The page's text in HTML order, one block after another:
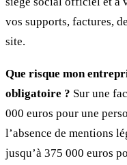
vos supports, factures,
site.
Que risque mon
obligatoire ? Sur une
000 euros pour une
l’absence de mentions
jusqu’à 375 000 euros